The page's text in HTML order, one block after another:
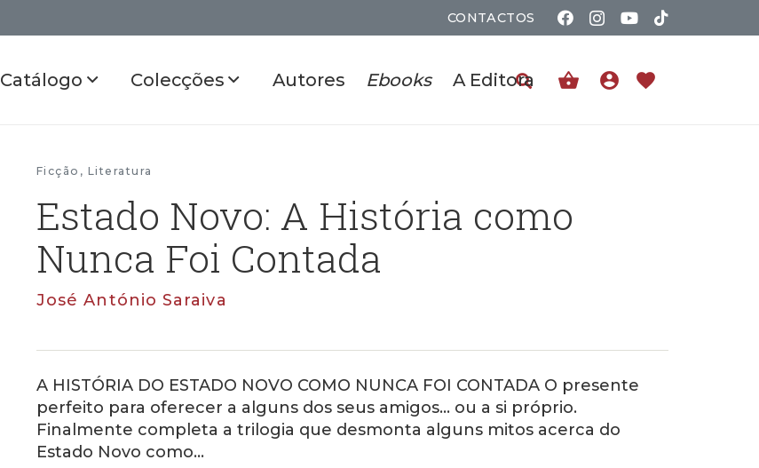
CONTACTOS
Catálogo Colecções Autores Ebooks A Editora shopping_basket account_circle favorite
Ficção , Literatura
Estado Novo: A História como
Nunca Foi Contada
José António Saraiva
A HISTÓRIA DO ESTADO NOVO COMO NUNCA FOI CONTADA O presente
perfeito para oferecer a alguns dos seus amigos… ou a si próprio.
Finalmente completa a trilogia que desmonta alguns mitos acerca do
Estado Novo como…